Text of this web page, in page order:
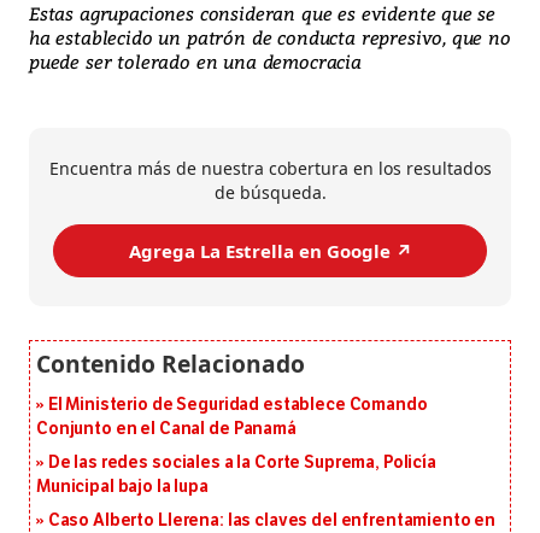
Estas agrupaciones consideran que es evidente que se
ha establecido un patrón de conducta represivo, que no
puede ser tolerado en una democracia
Encuentra más de nuestra cobertura en los resultados
de búsqueda.
Agrega La Estrella en Google ↗️
El Ministerio de Seguridad establece Comando
Conjunto en el Canal de Panamá
De las redes sociales a la Corte Suprema, Policía
Municipal bajo la lupa
Caso Alberto Llerena: las claves del enfrentamiento en